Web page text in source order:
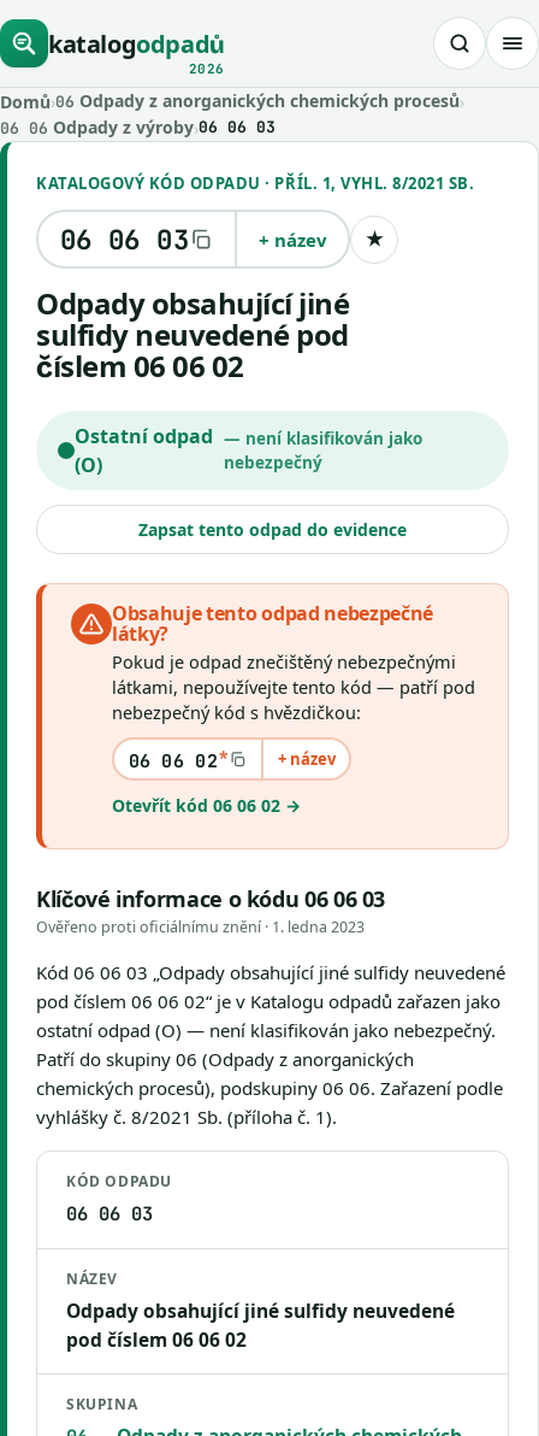
katalogodpadů
2026
Domů›06 Odpady z anorganických chemických procesů›
06 06 Odpady z výroby›06 06 03
KATALOGOVÝ KÓD ODPADU · PŘÍL. 1, VYHL. 8/2021 SB.
06 06 03 + název ★Uložit kód
Odpady obsahující jiné
sulfidy neuvedené pod
číslem 06 06 02
Ostatní odpad
(O)
— není klasifikován jako
nebezpečný
Zapsat tento odpad do evidence
Obsahuje tento odpad nebezpečné
látky?
Pokud je odpad znečištěný nebezpečnými
látkami, nepoužívejte tento kód — patří pod
nebezpečný kód s hvězdičkou:
06 06 02* + název
Otevřít kód 06 06 02 →
Klíčové informace o kódu 06 06 03
Ověřeno proti oficiálnímu znění · 1. ledna 2023
Kód 06 06 03 „Odpady obsahující jiné sulfidy neuvedené
pod číslem 06 06 02“ je v Katalogu odpadů zařazen jako
ostatní odpad (O) — není klasifikován jako nebezpečný.
Patří do skupiny 06 (Odpady z anorganických
chemických procesů), podskupiny 06 06. Zařazení podle
vyhlášky č. 8/2021 Sb. (příloha č. 1).
KÓD ODPADU
06 06 03
NÁZEV
Odpady obsahující jiné sulfidy neuvedené
pod číslem 06 06 02
SKUPINA